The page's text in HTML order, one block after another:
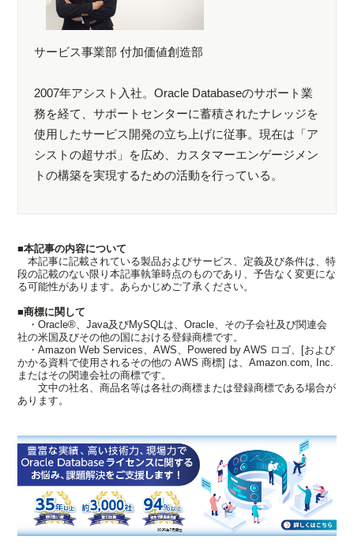
サービス事業部 付加価値創造部
2007年アシスト入社。Oracle Databaseのサポート業
務を経て、サポートセンターに蓄積されたナレッジを
使用したサービス開発の立ち上げに従事。現在は「ア
シストの超サポ」を広め、カスタマーエンゲージメン
トの構築を実現するための活動を行っている。
■本記事の内容について
本記事に記載されている製品およびサービス、定義及び条件は、特
段の記載のない限り本記事執筆時点のものであり、予告なく変更にな
る可能性があります。あらかじめご了承ください。
■商標に関して
・Oracle®、Java及びMySQLは、Oracle、その子会社及び関連会
社の米国及びその他の国における登録商標です。
・Amazon Web Services、AWS、Powered by AWS ロゴ、[および
かかる資料で使用されるその他の AWS 商標] は、Amazon.com, Inc.
またはその関連会社の商標です。
文中の社名、商品名等は各社の商標または登録商標である場合が
あります。